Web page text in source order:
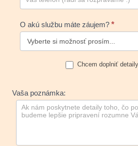
O akú službu máte záujem? *
Chcem doplniť detaily
Vaša poznámka: